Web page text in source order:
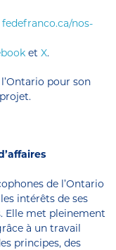
fedefranco.ca/nos-
et X.
pour son
de l’Ontario
intérêts de ses
Elle met pleinement
à un travail
principes, des